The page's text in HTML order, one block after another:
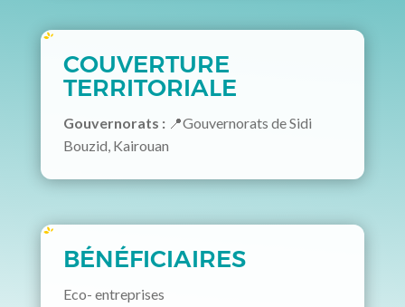
COUVERTURE
TERRITORIALE
Gouvernorats :📍Gouvernorats de Sidi
Bouzid, Kairouan
BÉNÉFICIAIRES
Eco- entreprises